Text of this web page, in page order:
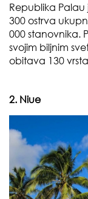
Republika
300 ostrva
000 stanovnika.
svojim biljnim
obitava 130
2. Niue